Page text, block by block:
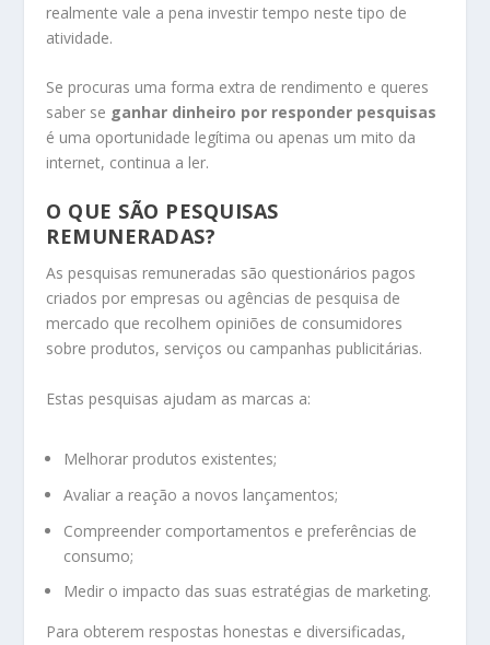
realmente vale a pena investir tempo neste tipo de
atividade.
Se procuras uma forma extra de rendimento e queres
saber se ganhar dinheiro por responder pesquisas
é uma oportunidade legítima ou apenas um mito da
internet, continua a ler.
O QUE SÃO PESQUISAS
REMUNERADAS?
As pesquisas remuneradas são questionários pagos
criados por empresas ou agências de pesquisa de
mercado que recolhem opiniões de consumidores
sobre produtos, serviços ou campanhas publicitárias.
Estas pesquisas ajudam as marcas a:
Melhorar produtos existentes;
Avaliar a reação a novos lançamentos;
Compreender comportamentos e preferências de
consumo;
Medir o impacto das suas estratégias de marketing.
Para obterem respostas honestas e diversificadas,